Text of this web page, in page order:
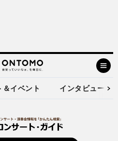
＆イベント インタビュー